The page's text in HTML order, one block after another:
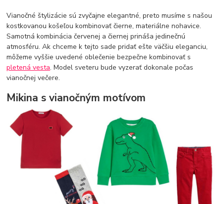
Vianočné štylizácie sú zvyčajne elegantné, preto musíme s našou
kostkovanou košeľou kombinovať čierne, materiálne nohavice.
Samotná kombinácia červenej a čiernej prináša jedinečnú
atmosféru. Ak chceme k tejto sade pridať ešte väčšiu eleganciu,
môžeme vyššie uvedené oblečenie bezpečne kombinovať s
pletená vesta. Model sveteru bude vyzerať dokonale počas
vianočnej večere.
Mikina s vianočným motívom